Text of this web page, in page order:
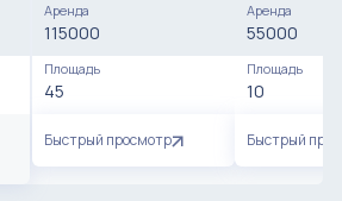
Аренда
115000
Площадь
45
Быстрый просмотр
Аренда
55000
Площадь
10
Быстрый